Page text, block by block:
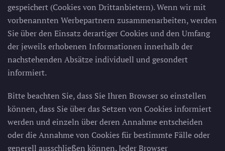
gespeichert (Cookies von Drittanbietern). Wenn wir mit
vorbenannten Werbepartnern zusammenarbeiten, werden
Sie über den Einsatz derartiger Cookies und den Umfang
der jeweils erhobenen Informationen innerhalb der
nachstehenden Absätze individuell und gesondert
informiert.
Bitte beachten Sie, dass Sie Ihren Browser so einstellen
können, dass Sie über das Setzen von Cookies informiert
werden und einzeln über deren Annahme entscheiden
oder die Annahme von Cookies für bestimmte Fälle oder
generell ausschließen können. Jeder Browser